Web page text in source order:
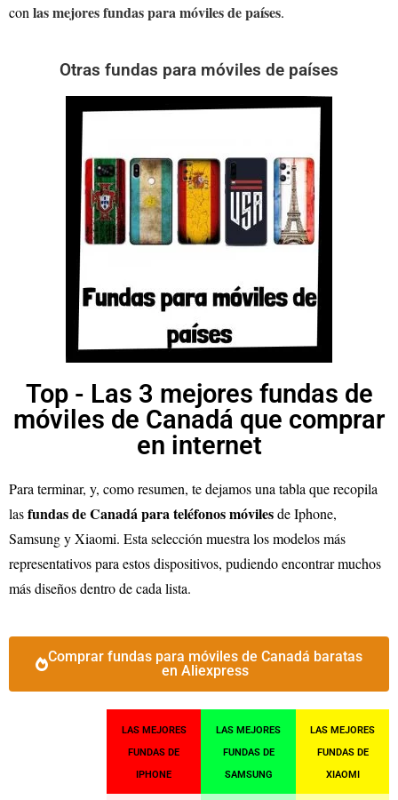
con las mejores fundas para móviles de países.
Otras fundas para móviles de países
Top - Las 3 mejores fundas de
móviles de Canadá que comprar
en internet
Para terminar, y, como resumen, te dejamos una tabla que recopila
lasfundas de Canadá para teléfonos móvilesde Iphone,
Samsung y Xiaomi. Esta selección muestra los modelos más
representativos para estos dispositivos, pudiendo encontrar muchos
más diseños dentro de cada lista.
Comprar fundas para móviles de Canadá baratas
en Aliexpress
LAS MEJORES
FUNDAS DE
IPHONE
LAS MEJORES
FUNDAS DE
SAMSUNG
LAS MEJORES
FUNDAS DE
XIAOMI